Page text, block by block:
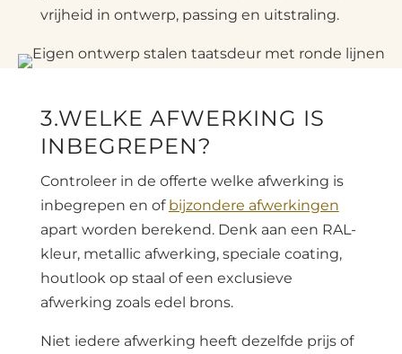
vrijheid in ontwerp, passing en uitstraling.
3.WELKE AFWERKING IS
INBEGREPEN?
Controleer in de offerte welke afwerking is
inbegrepen en of bijzondere afwerkingen
apart worden berekend. Denk aan een RAL-
kleur, metallic afwerking, speciale coating,
houtlook op staal of een exclusieve
afwerking zoals edel brons.
Niet iedere afwerking heeft dezelfde prijs of